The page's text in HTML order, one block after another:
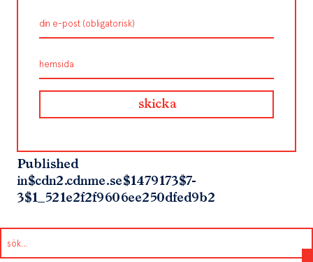
Published
in$cdn2.cdnme.se$1479173$7-
3$1_521e2f2f9606ee250dfed9b2